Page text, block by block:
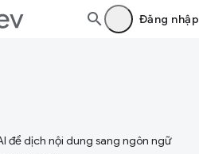
Đăng nhập
để dịch nội dung sang ngôn ngữ